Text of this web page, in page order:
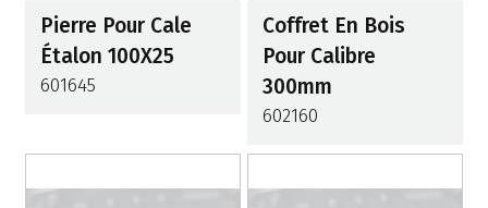
Pierre Pour Cale
Étalon 100X25
601645
Coffret En Bois
Pour Calibre
300mm
602160